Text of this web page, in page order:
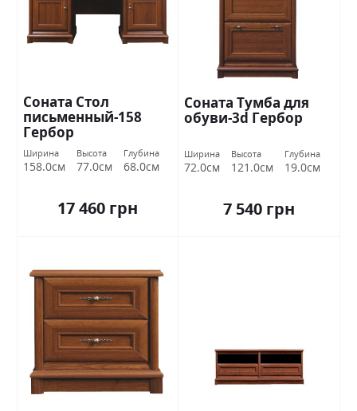
Соната Стол
письменный-158
Гербор
Ширина
158.0см
Высота
77.0см
Глубина
68.0см
17 460 грн
Соната Тумба для
обуви-3d Гербор
Ширина
72.0см
Высота
121.0см
Глубина
19.0см
7 540 грн